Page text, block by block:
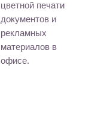
цветной печати
документов и
рекламных
материалов в
офисе.